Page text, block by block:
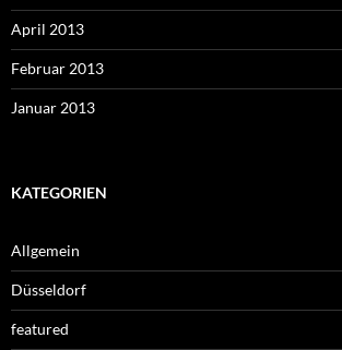
April 2013
Februar 2013
Januar 2013
KATEGORIEN
Allgemein
Düsseldorf
featured